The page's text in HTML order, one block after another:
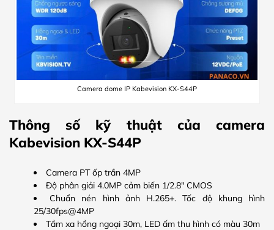
Camera dome IP Kabevision KX-S44P
Thông số kỹ thuật của camera
Kabevision KX-S44P
Camera PT ốp trần 4MP
Độ phân giải 4.0MP cảm biến 1/2.8″ CMOS
Chuẩn nén hình ảnh H.265+. Tốc độ khung hình
25/30fps@4MP
Tầm xa hồng ngoại 30m, LED ấm thu hình có màu 30m